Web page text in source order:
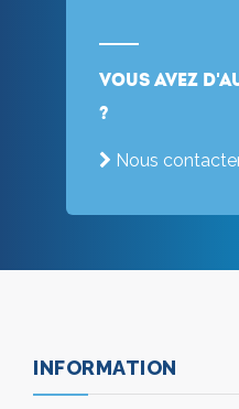
Vous avez
?
Nous
INFORMATION